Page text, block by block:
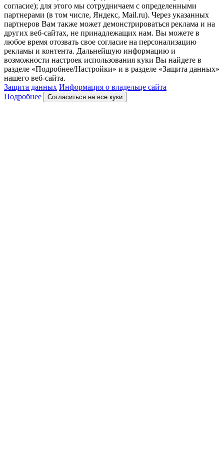
согласие); для этого мы сотрудничаем с определенными
партнерами (в том числе, Яндекс, Mail.ru). Через указанных
партнеров Вам также может демонстрироваться реклама и на
других веб-сайтах, не принадлежащих нам. Вы можете в
любое время отозвать свое согласие на персонализацию
рекламы и контента. Дальнейшую информацию и
возможности настроек использования куки Вы найдете в
разделе «Подробнее/Настройки» и в разделе «Защита данных»
нашего веб-сайта.
Защита данных Информация о владельце сайта
Подробнее
Согласиться на все куки